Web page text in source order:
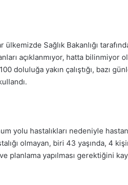
ülkemizde Sağlık Bakanlığı
açıklanmıyor, hatta
doluluğa yakın çalıştığı, bazı
yolu hastalıkları nedeniyle
olmayan, biri 43 yaşında, 4
planlama yapılması gerektiğini